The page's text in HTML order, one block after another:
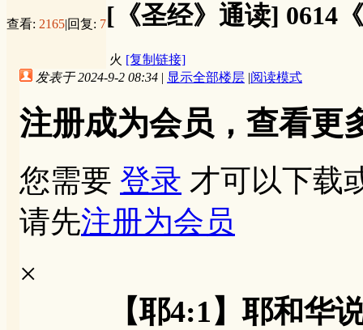
查看: 2165|回复: 7[《圣经》通读] 0614
火 [复制链接]
发表于 2024-9-2 08:34 | 显示全部楼层 |阅读模式
注册成为会员，查看更
您需要 登录 才可以下载
请先注册为会员
×
【耶4:1】耶和华